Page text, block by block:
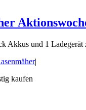
Akkus und 1
|